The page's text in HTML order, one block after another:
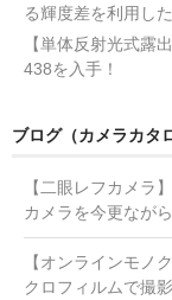
る輝度差を利用し
【単体反射光式露
438を入手！
ブログ（カメラカタ
【二眼レフカメラ
カメラを今更なが
【オンラインモノ
クロフィルムで撮